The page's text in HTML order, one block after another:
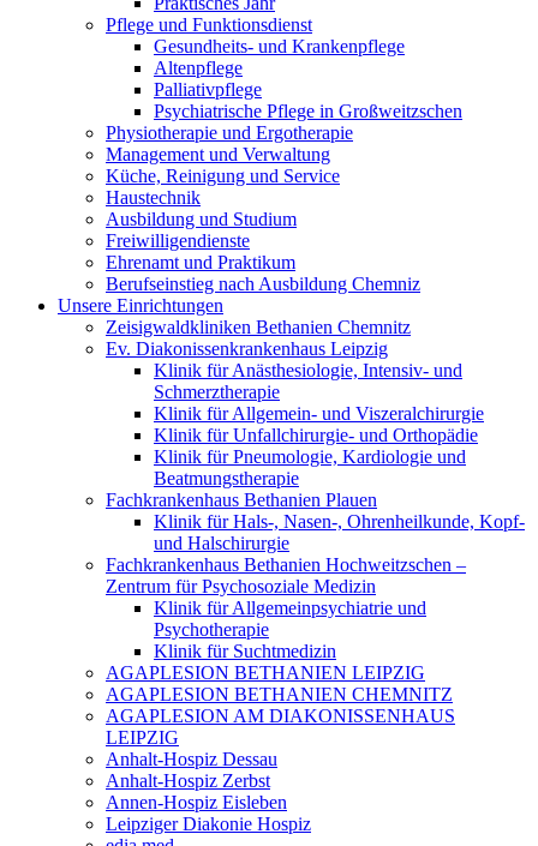
Pflege und Funktionsdienst
Gesundheits- und Krankenpflege
Altenpflege
Palliativpflege
Psychiatrische Pflege in Großweitzschen
Physiotherapie und Ergotherapie
Management und Verwaltung
Küche, Reinigung und Service
Haustechnik
Ausbildung und Studium
Freiwilligendienste
Ehrenamt und Praktikum
Berufseinstieg nach Ausbildung Chemniz
Unsere Einrichtungen
Zeisigwaldkliniken Bethanien Chemnitz
Ev. Diakonissenkrankenhaus Leipzig
Klinik für Anästhesiologie, Intensiv- und
Schmerztherapie
Klinik für Allgemein- und Viszeralchirurgie
Klinik für Unfallchirurgie- und Orthopädie
Klinik für Pneumologie, Kardiologie und
Beatmungstherapie
Fachkrankenhaus Bethanien Plauen
Klinik für Hals-, Nasen-, Ohrenheilkunde, Kopf-
und Halschirurgie
Fachkrankenhaus Bethanien Hochweitzschen –
Zentrum für Psychosoziale Medizin
Klinik für Allgemeinpsychiatrie und
Psychotherapie
Klinik für Suchtmedizin
AGAPLESION BETHANIEN LEIPZIG
AGAPLESION BETHANIEN CHEMNITZ
AGAPLESION AM DIAKONISSENHAUS
LEIPZIG
Anhalt-Hospiz Dessau
Anhalt-Hospiz Zerbst
Annen-Hospiz Eisleben
Leipziger Diakonie Hospiz